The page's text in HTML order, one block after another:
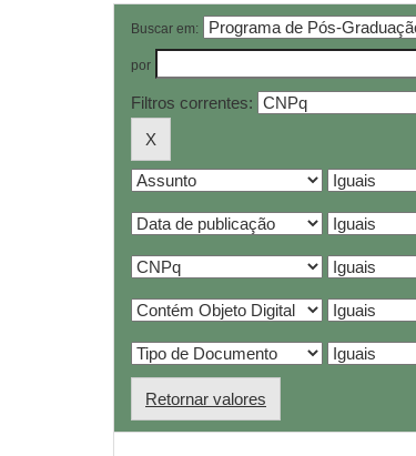
Buscar em:
por
Filtros correntes:
Retornar valores